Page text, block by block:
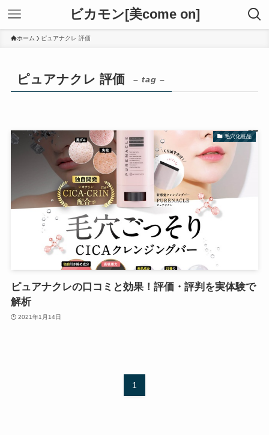
ビカモン[美come on]
ホーム ピュアナクレ 評価
ピュアナクレ 評価 – tag –
毛穴化粧品
ピュアナクレの口コミと効果！評価・評判を実体験で
解析
2021年1月14日
1